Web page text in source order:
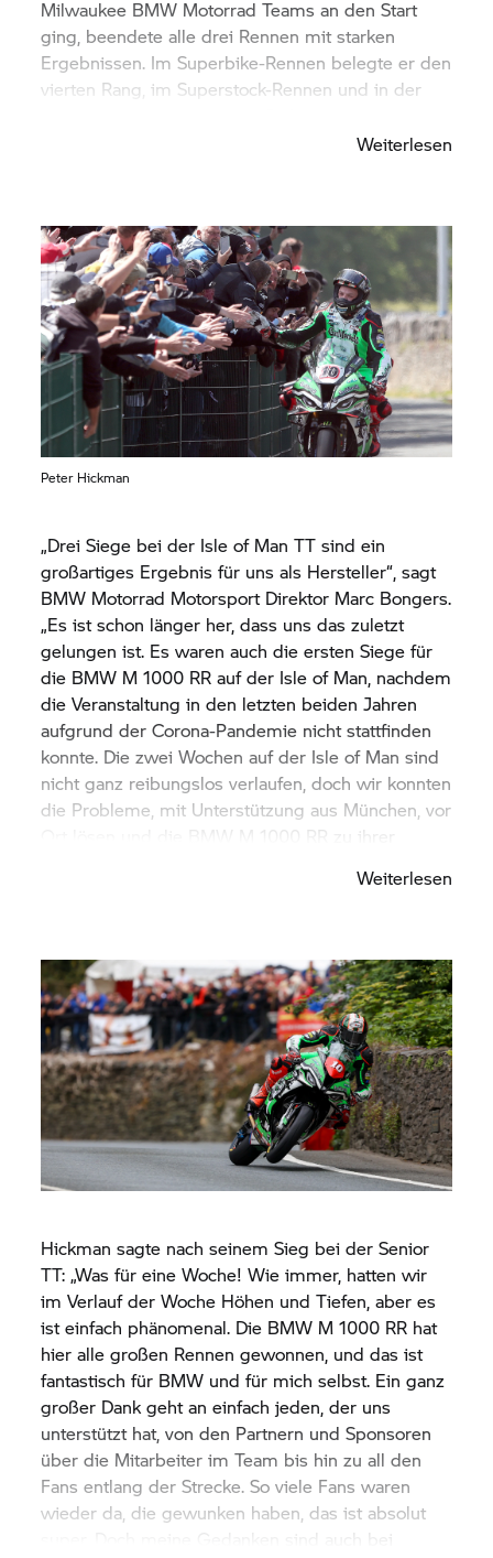
Milwaukee BMW Motorrad Teams an den Start
ging, beendete alle drei Rennen mit starken
Ergebnissen. Im Superbike-Rennen belegte er den
vierten Rang, im Superstock-Rennen und in der
Weiterlesen
Peter Hickman
„Drei Siege bei der Isle of Man TT sind ein
großartiges Ergebnis für uns als Hersteller“, sagt
BMW Motorrad Motorsport Direktor Marc Bongers.
„Es ist schon länger her, dass uns das zuletzt
gelungen ist. Es waren auch die ersten Siege für
die BMW M 1000 RR auf der Isle of Man, nachdem
die Veranstaltung in den letzten beiden Jahren
aufgrund der Corona-Pandemie nicht stattfinden
konnte. Die zwei Wochen auf der Isle of Man sind
nicht ganz reibungslos verlaufen, doch wir konnten
die Probleme, mit Unterstützung aus München, vor
Ort lösen und die BMW M 1000 RR zu ihrer
umgesetzt mit drei Siegen für die Marke, im
wir zufrieden Bilanz ziehen. Ein großes
Dankeschön geht an die BMW Teams,
insbesondere an FHO Racing und Peter Hickman.“
Weiterlesen
Hickman sagte nach seinem Sieg bei der Senior
TT: „Was für eine Woche! Wie immer, hatten wir
im Verlauf der Woche Höhen und Tiefen, aber es
ist einfach phänomenal. Die BMW M 1000 RR hat
hier alle großen Rennen gewonnen, und das ist
fantastisch für BMW und für mich selbst. Ein ganz
großer Dank geht an einfach jeden, der uns
unterstützt hat, von den Partnern und Sponsoren
über die Mitarbeiter im Team bis hin zu all den
Fans entlang der Strecke. So viele Fans waren
wieder da, die gewunken haben, das ist absolut
super. Doch meine Gedanken sind auch bei